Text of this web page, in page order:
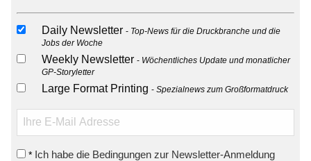
Daily Newsletter
Top-News für die Druckbranche und die
Jobs der Woche
Weekly Newsletter
Wöchentliches Update und monatlicher
GP-Storyletter
Large Format Printing Spezialnews zum Großformatdruck
* Ich habe die Bedingungen zur Newsletter-Anmeldung